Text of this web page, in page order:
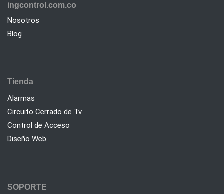
ingcontrol.com.co
Nosotros
Blog
Tienda
Alarmas
Circuito Cerrado de Tv
Control de Acceso
Diseño Web
SOPORTE